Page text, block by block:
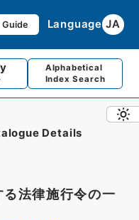
Guide Language JA
Alphabetical
Index Search
Details
法律施行令の一